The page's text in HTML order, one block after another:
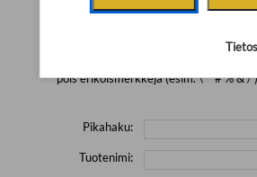
pois erikoismerkkejä (esim. \' " # % & /
Pikahaku:
Tuotenimi: